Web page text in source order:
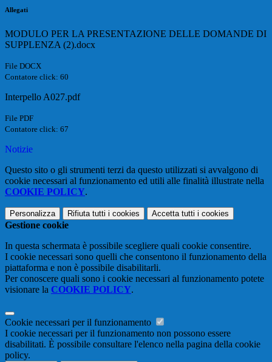
Allegati
MODULO PER LA PRESENTAZIONE DELLE DOMANDE DI
SUPPLENZA (2).docx
File DOCX
Contatore click: 60
Interpello A027.pdf
File PDF
Contatore click: 67
Notizie
Questo sito o gli strumenti terzi da questo utilizzati si avvalgono di
cookie necessari al funzionamento ed utili alle finalità illustrate nella
COOKIE POLICY.
Personalizza Rifiuta tutti i cookies Accetta tutti i cookies
Gestione cookie
In questa schermata è possibile scegliere quali cookie consentire.
I cookie necessari sono quelli che consentono il funzionamento della
piattaforma e non è possibile disabilitarli.
Per conoscere quali sono i cookie necessari al funzionamento potete
visionare la COOKIE POLICY.
Cookie necessari per il funzionamento
I cookie necessari per il funzionamento non possono essere
disabilitati. È possibile consultare l'elenco nella pagina della cookie
policy.